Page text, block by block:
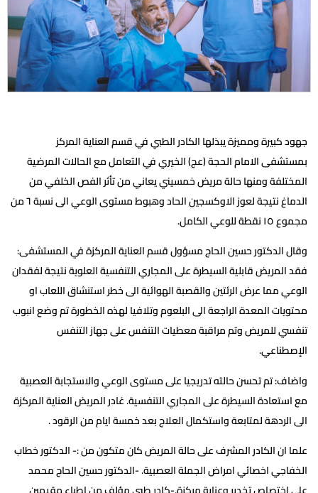
جهود كبيرة ومميزة يبذلها الكادر الطبي في قسم العناية المركز
بمستشفى الامام الحجة (عج) الخيري في التعامل مع الحالات المرضية
المختلفة ومنها حالة مريض خمسيني يعاني من تأثر الفص الخلفي من
الدماغ نتيجة لعوز الاوكسجين الحاد وهبوط مستوى الوعي الى نسبة ٦ من
مجموع ١٥ نقطة للوعي الكامل.
وقال الدكتور حسين الحاج مسؤول قسم العناية المركزة في المستشفى:
فقد المريض قابلية السيطرة على المجاري التنفسية العلوية نتيجة لفقدان
الوعي مما عرض الرئتين والقصبة الهوائية الى خطر استنشاق اللعاب او
محتويات المعدة الراجعة الى البلعوم وتلافيا لهذه الخطورة تم وضع انبوب
تنفسي للمريض وتم مراقبة معطيات التنفس على جهاز التنفس
الإصطناعي.
واضاف: تم تحسن حالته تدريجيا على مستوى الوعي والاستجابة العصبية
مع استعادة السيطرة على المجاري التنفسية. غادر المريض العناية المركزة
الى الردهة لمتابعة واستكمال العلاج بعد خمسة ايام من الرقود .
علما ان الكادر المشرف على حالة المريض كان متكون من :- الدكتور خطاب
الخفاجي اخصائي امراض الجملة العصبية. -الدكتور حسين الحاج محمد